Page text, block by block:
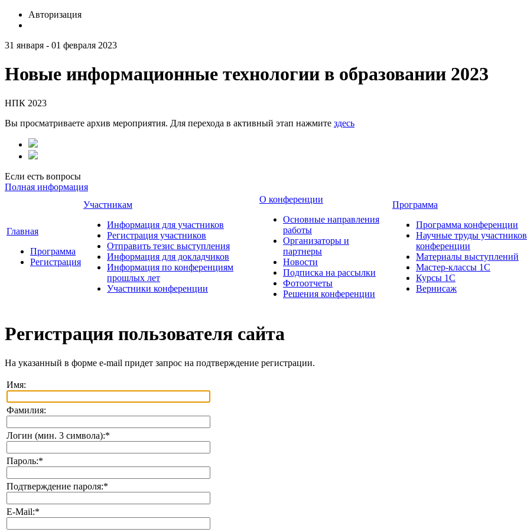
Авторизация
31 января - 01 февраля 2023
Новые информационные технологии в образовании 2023
НПК 2023
Вы просматриваете архив мероприятия. Для перехода в активный этап нажмите здесь
Если есть вопросы
Полная информация
Главная
Программа
Регистрация
Участникам
Информация для участников
Регистрация участников
Отправить тезис выступления
Информация для докладчиков
Информация по конференциям
прошлых лет
Участники конференции
О конференции
Основные направления
работы
Организаторы и
партнеры
Новости
Подписка на рассылки
Фотоотчеты
Решения конференции
Программа
Программа конференции
Научные труды участников
конференции
Материалы выступлений
Мастер-классы 1С
Курсы 1С
Вернисаж
Регистрация пользователя сайта
На указанный в форме e-mail придет запрос на подтверждение регистрации.
Имя:
Фамилия:
Логин (мин. 3 символа):*
Пароль:*
Подтверждение пароля:*
E-Mail:*